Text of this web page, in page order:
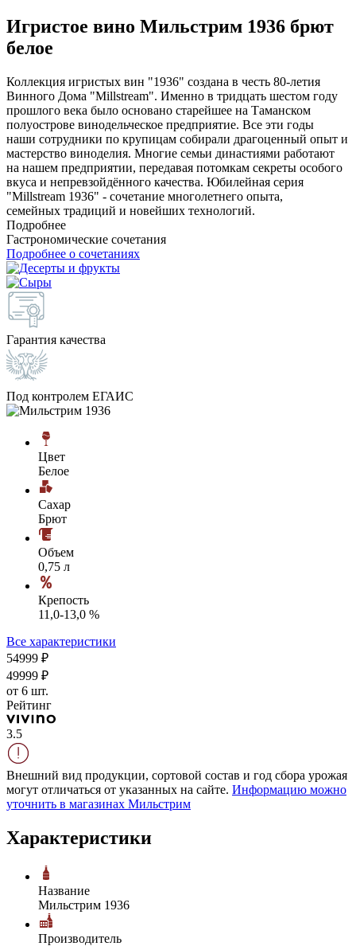
Игристое вино Мильстрим 1936 брют
белое
Коллекция игристых вин "1936" создана в честь 80-летия
Винного Дома "Millstream". Именно в тридцать шестом году
прошлого века было основано старейшее на Таманском
полуострове винодельческое предприятие. Все эти годы
наши сотрудники по крупицам собирали драгоценный опыт и
мастерство виноделия. Многие семьи династиями работают
на нашем предприятии, передавая потомкам секреты особого
вкуса и непревзойдённого качества. Юбилейная серия
"Millstream 1936" - сочетание многолетнего опыта,
семейных традиций и новейших технологий.
Подробнее
Гастрономические сочетания
Подробнее о сочетаниях
Гарантия качества
Под контролем ЕГАИС
Цвет
Белое
Сахар
Брют
Объем
0,75 л
Крепость
11,0-13,0 %
Все характеристики
54999 ₽
49999 ₽
от 6 шт.
Рейтинг
3.5
Внешний вид продукции, сортовой состав и год сбора урожая
могут отличаться от указанных на сайте. Информацию можно
уточнить в магазинах Мильстрим
Характеристики
Название
Мильстрим 1936
Производитель